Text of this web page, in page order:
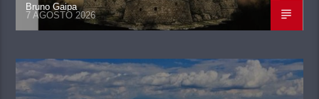
Bruno Gaipa
7 AGOSTO 2026